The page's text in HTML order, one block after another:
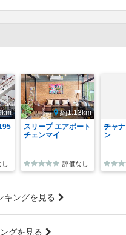
し
約1.13km
スリープ エアポート
チェンマイ
評価なし
チャ
ン
キングを見る
グを見る